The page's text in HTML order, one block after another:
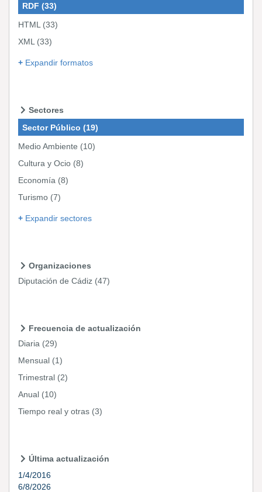
RDF (33)
HTML (33)
XML (33)
Expandir formatos
Sectores
Sector Público (19)
Medio Ambiente (10)
Cultura y Ocio (8)
Economía (8)
Turismo (7)
Expandir sectores
Organizaciones
Diputación de Cádiz (47)
Frecuencia de actualización
Diaria (29)
Mensual (1)
Trimestral (2)
Anual (10)
Tiempo real y otras (3)
Última actualización
1/4/2016
6/8/2026